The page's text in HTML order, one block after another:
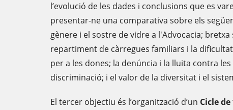
l’evolució de les dades i conclusions que es
presentar-ne una comparativa sobre els
gènere i el sostre de vidre a l'Advocacia;
repartiment de càrregues familiars i la
per a les dones; la denúncia i la lluita contra
discriminació; i el valor de la diversitat i el
El tercer objectiu és l’organització d’un Cicle